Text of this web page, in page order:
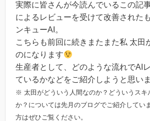
実際に皆さんが今読んでいるこの記
によるレビューを受けて改善された
ンキューAI。
こちらも前回に続きまたまた私 太田
のになります
生産者として、どのような流れでAI
ているかなどをご紹介しようと思い
※ 太田がどういう人間なのか？どういうスキ
か？については先月のブログでご紹介してい
方はぜひご覧ください。